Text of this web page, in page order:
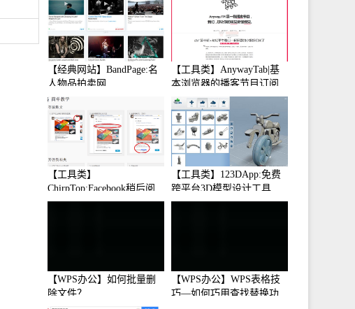
【经典网站】BandPage:名
人物品拍卖网
【工具类】AnywayTab|基
本浏览器的播客节目订阅
【工具类】
ChirpTop:Facebook稍后阅
读工具
【工具类】123DApp:免费
跨平台3D模型设计工具
【WPS办公】如何批量删
除文件？
【WPS办公】WPS表格技
巧—如何巧用查找替换功